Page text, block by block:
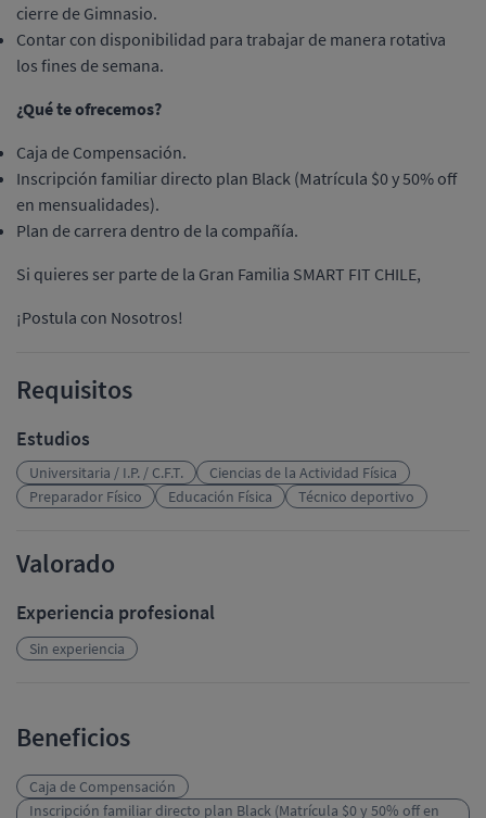
cierre de Gimnasio.
Contar con disponibilidad para trabajar de manera rotativa
los fines de semana.
¿Qué te ofrecemos?
Caja de Compensación.
Inscripción familiar directo plan Black (Matrícula $0 y 50% off
en mensualidades).
Plan de carrera dentro de la compañía.
Si quieres ser parte de la Gran Familia SMART FIT CHILE,
¡Postula con Nosotros!
Requisitos
Estudios
Universitaria / I.P. / C.F.T.
Ciencias de la Actividad Física
Preparador Físico
Educación Física Técnico deportivo
Valorado
Experiencia profesional
Sin experiencia
Beneficios
Caja de Compensación
Inscripción familiar directo plan Black (Matrícula $0 y 50% off en